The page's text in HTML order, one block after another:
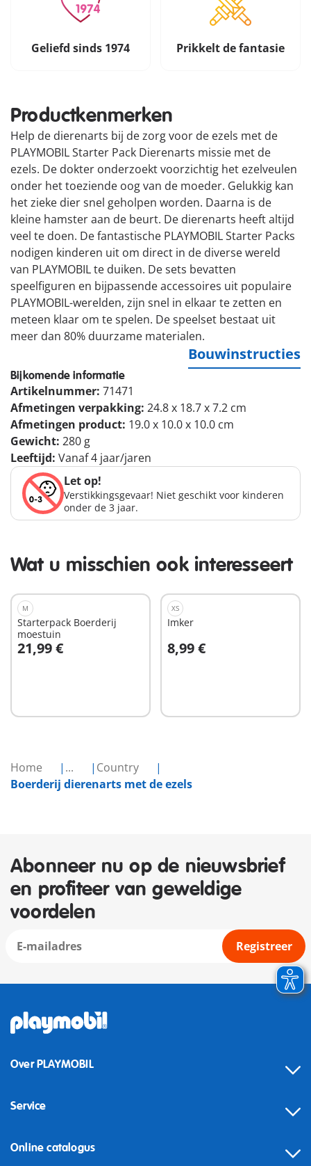
Home ...
Country
Boerderij dierenarts met de ezels
Geliefd sinds 1974 Prikkelt de fantasie
Productkenmerken
Help de dierenarts bij de zorg voor de ezels met de
PLAYMOBIL Starter Pack Dierenarts missie met de
ezels. De dokter onderzoekt voorzichtig het ezelveulen
onder het toeziende oog van de moeder. Gelukkig kan
het zieke dier snel geholpen worden. Daarna is de
kleine hamster aan de beurt. De dierenarts heeft altijd
veel te doen. De fantastische PLAYMOBIL Starter Packs
nodigen kinderen uit om direct in de diverse wereld
van PLAYMOBIL te duiken. De sets bevatten
speelfiguren en bijpassende accessoires uit populaire
PLAYMOBIL-werelden, zijn snel in elkaar te zetten en
meteen klaar om te spelen. De speelset bestaat uit
meer dan 80% duurzame materialen.
Bouwinstructies
Bijkomende informatie
Artikelnummer: 71471
Afmetingen verpakking: 24.8 x 18.7 x 7.2 cm
Afmetingen product: 19.0 x 10.0 x 10.0 cm
Gewicht: 280 g
Leeftijd: Vanaf 4 jaar/jaren
Let op!
Verstikkingsgevaar! Niet geschikt voor kinderen
onder de 3 jaar.
Wat u misschien ook interesseert
M
Starterpack Boerderij
moestuin
21,99 €
In winkelwagen
XS
Imker
8,99 €
In winkelwagen
Abonneer nu op de nieuwsbrief
en profiteer van geweldige
voordelen
Registreer
Over PLAYMOBIL
Service
Online catalogus